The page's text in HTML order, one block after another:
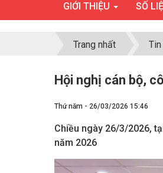
GIỚI THIỆU SỐ
Trang nhất
Hội nghị cán bộ,
Thứ năm - 26/03/2026 15:46
Chiều ngày 26/3/2026,
năm 2026